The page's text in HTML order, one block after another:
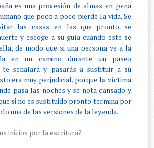
es una procesión de almas en pena
que poco a poco pierde la vida. Se
las casas en las que pronto se
y escoge a su guía cuando este se
de modo que si una persona ve a la
en un camino durante un paseo
te señalará y pasarás a sustituir a su
era muy perjudicial, porque la víctima
pasa las noches y se nota cansado y
si no es sustituido pronto termina por
una de las versiones de la leyenda.
inicios por la escritura?